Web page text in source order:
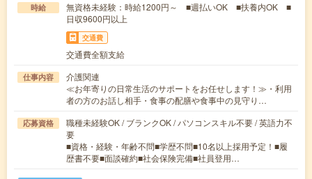
時給
無資格未経験：時給1200円～ ■週払いOK ■扶養内OK ■
日収9600円以上
交通費
交通費全額支給
仕事内容
介護関連
≪お年寄りの日常生活のサポートをお任せします！≫・利用
者の方のお話し相手・食事の配膳や食事中の見守り…
応募資格
職種未経験OK / ブランクOK / パソコンスキル不要 / 英語力不
要
■資格・経験・年齢不問■学歴不問■10名以上採用予定！■履
歴書不要■面談確約■社会保険完備■社員登用…